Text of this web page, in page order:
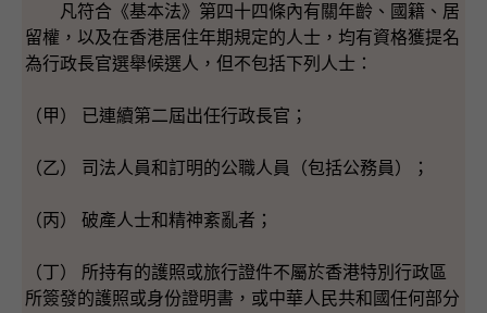
凡符合《基本法》第四十四條內有關年齡、國籍、居
留權，以及在香港居住年期規定的人士，均有資格獲提名
為行政長官選舉候選人，但不包括下列人士：
（甲） 已連續第二屆出任行政長官；
（乙） 司法人員和訂明的公職人員（包括公務員）；
（丙） 破產人士和精神紊亂者；
（丁） 所持有的護照或旅行證件不屬於香港特別行政區
所簽發的護照或身份證明書，或中華人民共和國任何部分